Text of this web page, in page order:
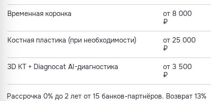
Временная коронка
от 8 000
₽
Костная пластика (при необходимости)
от 25 000
₽
3D КТ + Diagnocat AI-диагностика
от 3 500
₽
Рассрочка 0% до 2 лет от 15 банков-партнёров. Возврат 13%